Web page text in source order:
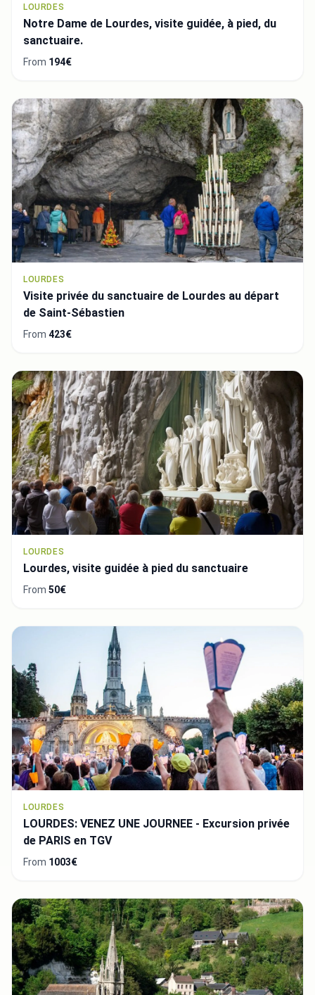
LOURDES
Notre Dame de Lourdes, visite guidée, à pied, du
sanctuaire.
From 194€
LOURDES
Visite privée du sanctuaire de Lourdes au départ
de Saint-Sébastien
From 423€
LOURDES
Lourdes, visite guidée à pied du sanctuaire
From 50€
LOURDES
LOURDES: VENEZ UNE JOURNEE - Excursion privée
de PARIS en TGV
From 1003€